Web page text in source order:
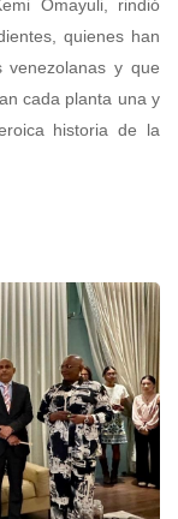
Omayuli, rindió
quienes han
venezolanas y que
cada planta una y
historia de la